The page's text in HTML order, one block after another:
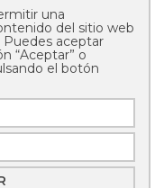
Mallorca
una
del sitio web
Puedes aceptar
“Aceptar” o
el botón